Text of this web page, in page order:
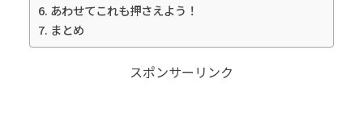
あわせてこれも押さえよう！
まとめ
スポンサーリンク